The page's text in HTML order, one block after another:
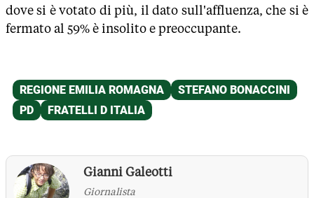
dove si è votato di più, il dato sull'affluenza, che si è
fermato al 59% è insolito e preoccupante.
Gianni Galeotti
Giornalista